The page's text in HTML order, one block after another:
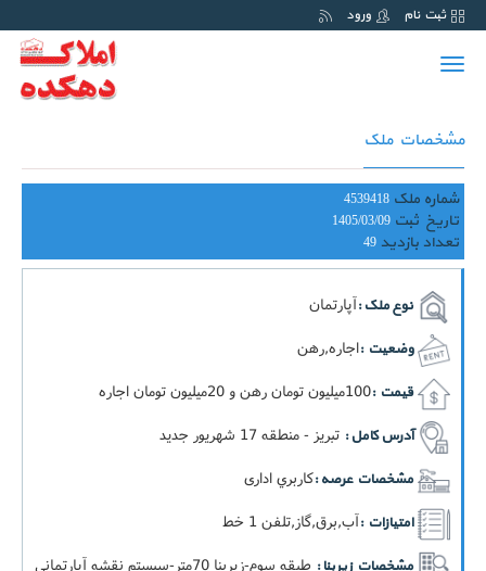
ثبت نام ورود
Toggle
مشخصات ملک
شماره ملک 4539418
تاریخ ثبت 1405/03/09
تعداد بازدید 49
نوع ملک :آپارتمان
وضعیت :اجاره,رهن
قیمت :100ميليون تومان رهن و 20ميليون تومان اجاره
آدرس کامل : تبریز - منطقه 17 شهریور جدید
مشخصات عرصه :کاربري اداری
امتیازات :آب,برق,گاز,تلفن 1 خط
مشخصات زیربنا :
طبقه سوم-زيربنا 70متر-سيستم نقشه آپارتمانی